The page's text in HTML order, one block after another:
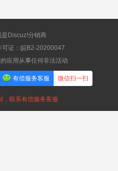
是Discuz!分销商
可证：皖B2-20200047
应用从事任何非法活动
有偿服务客服 微信扫一扫
，联系有偿服务客服